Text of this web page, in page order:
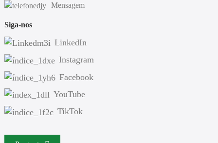
Mensagem
Siga-nos
LinkedIn
Instagram
Facebook
YouTube
TikTok